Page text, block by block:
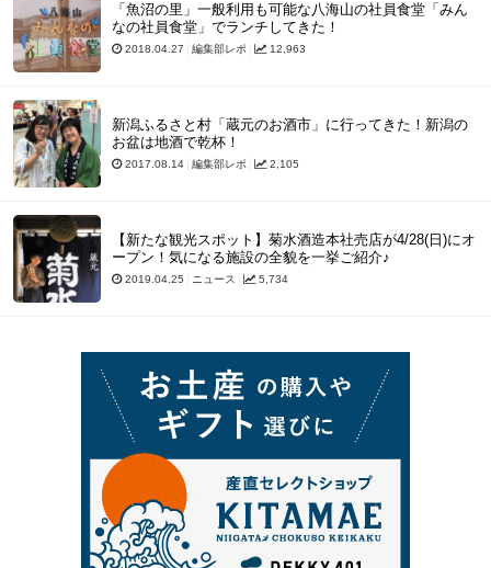
「魚沼の里」一般利用も可能な八海山の社員食堂「みん
なの社員食堂」でランチしてきた！
2018.04.27 編集部レポ 12,963
新潟ふるさと村「蔵元のお酒市」に行ってきた！新潟の
お盆は地酒で乾杯！
2017.08.14 編集部レポ 2,105
【新たな観光スポット】菊水酒造本社売店が4/28(日)にオ
ープン！気になる施設の全貌を一挙ご紹介♪
2019.04.25 ニュース 5,734